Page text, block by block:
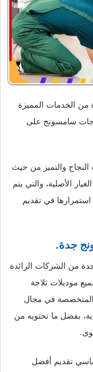
الخدمات المميزة
سامسونج على
والتميز من حيث
الأصلية، والتي يتم
استمرارها في تقديم
جدة.
من الشركات الرائدة
موديلات ثلاجة
في مجال
بفضل ما تحتويه من
تقديم أفضل